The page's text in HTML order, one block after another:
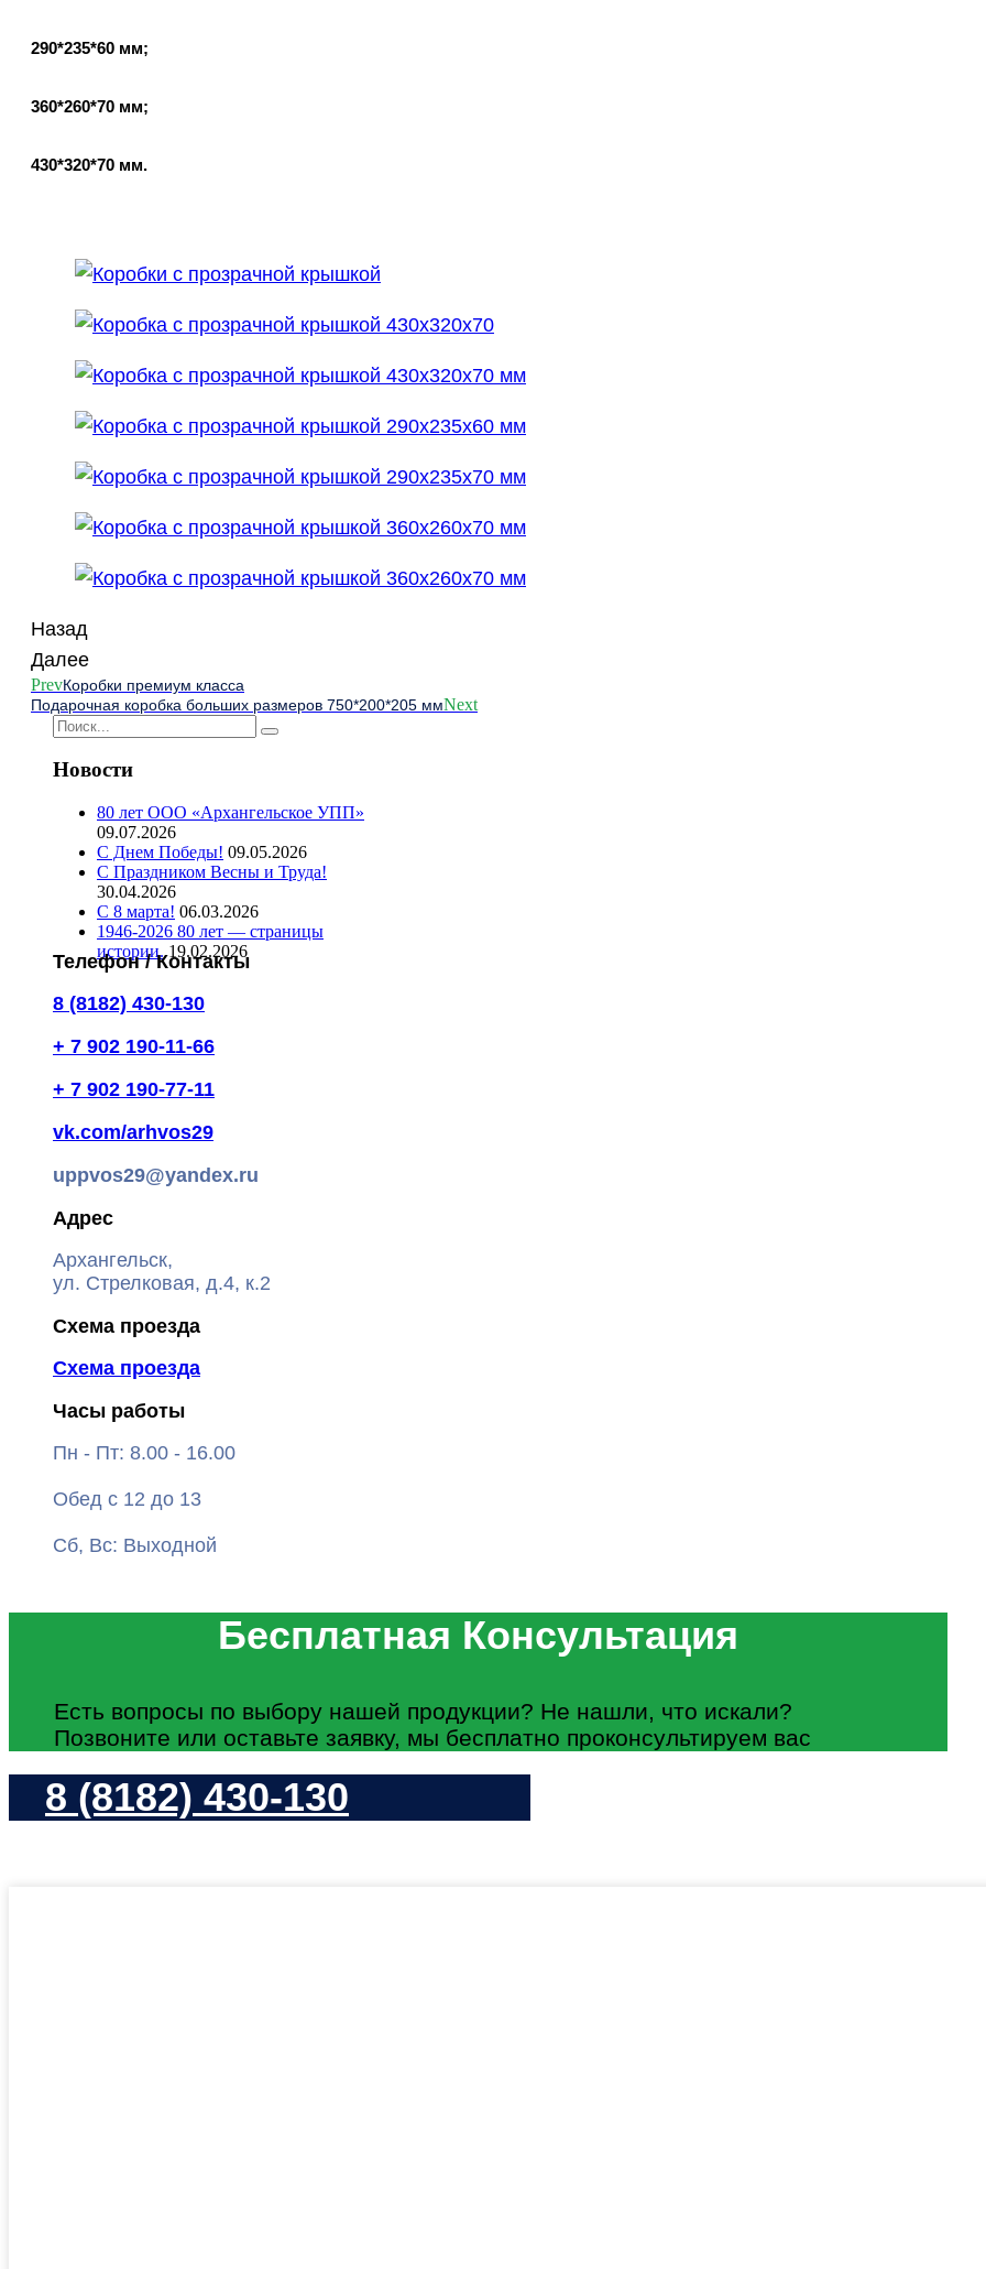
290*235*60 мм;
360*260*70 мм;
430*320*70 мм.
Назад
Далее
PrevКоробки премиум класса
Подарочная коробка больших размеров 750*200*205 ммNext
Новости
80 лет ООО «Архангельское УПП»
09.07.2026
С Днем Победы! 09.05.2026
С Праздником Весны и Труда!
30.04.2026
С 8 марта! 06.03.2026
1946-2026 80 лет — страницы
истории. 19.02.2026
Телефон / Контакты
8 (8182) 430-130
+ 7 902 190-11-66
+ 7 902 190-77-11
vk.com/arhvos29
uppvos29@yandex.ru
Адрес
Архангельск,
ул. Стрелковая, д.4, к.2
Схема проезда
Схема проезда
Часы работы
Пн - Пт: 8.00 - 16.00
Обед с 12 до 13
Сб, Вс: Выходной
Бесплатная Консультация
Есть вопросы по выбору нашей продукции? Не нашли, что искали?
Позвоните или оставьте заявку, мы бесплатно проконсультируем вас
8 (8182) 430-130